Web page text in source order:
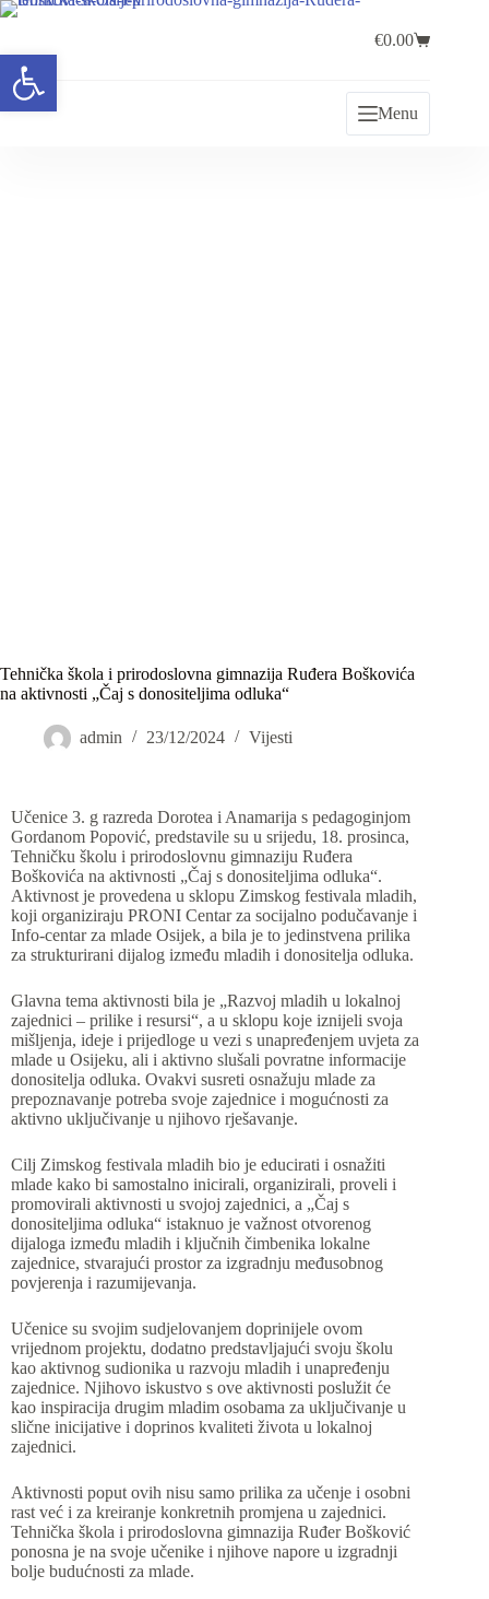
€0.00
Menu
Tehnička škola i prirodoslovna gimnazija Ruđera Boškovića
na aktivnosti „Čaj s donositeljima odluka“
admin 23/12/2024 Vijesti
Učenice 3. g razreda Dorotea i Anamarija s pedagoginjom
Gordanom Popović, predstavile su u srijedu, 18. prosinca,
Tehničku školu i prirodoslovnu gimnaziju Ruđera
Boškovića na aktivnosti „Čaj s donositeljima odluka“.
Aktivnost je provedena u sklopu Zimskog festivala mladih,
koji organiziraju PRONI Centar za socijalno podučavanje i
Info-centar za mlade Osijek, a bila je to jedinstvena prilika
za strukturirani dijalog između mladih i donositelja odluka.
Glavna tema aktivnosti bila je „Razvoj mladih u lokalnoj
zajednici – prilike i resursi“, a u sklopu koje iznijeli svoja
mišljenja, ideje i prijedloge u vezi s unapređenjem uvjeta za
mlade u Osijeku, ali i aktivno slušali povratne informacije
donositelja odluka. Ovakvi susreti osnažuju mlade za
prepoznavanje potreba svoje zajednice i mogućnosti za
aktivno uključivanje u njihovo rješavanje.
Cilj Zimskog festivala mladih bio je educirati i osnažiti
mlade kako bi samostalno inicirali, organizirali, proveli i
promovirali aktivnosti u svojoj zajednici, a „Čaj s
donositeljima odluka“ istaknuo je važnost otvorenog
dijaloga između mladih i ključnih čimbenika lokalne
zajednice, stvarajući prostor za izgradnju međusobnog
povjerenja i razumijevanja.
Učenice su svojim sudjelovanjem doprinijele ovom
vrijednom projektu, dodatno predstavljajući svoju školu
kao aktivnog sudionika u razvoju mladih i unapređenju
zajednice. Njihovo iskustvo s ove aktivnosti poslužit će
kao inspiracija drugim mladim osobama za uključivanje u
slične inicijative i doprinos kvaliteti života u lokalnoj
zajednici.
Aktivnosti poput ovih nisu samo prilika za učenje i osobni
rast već i za kreiranje konkretnih promjena u zajednici.
Tehnička škola i prirodoslovna gimnazija Ruđer Bošković
ponosna je na svoje učenike i njihove napore u izgradnji
bolje budućnosti za mlade.
Open toolbar